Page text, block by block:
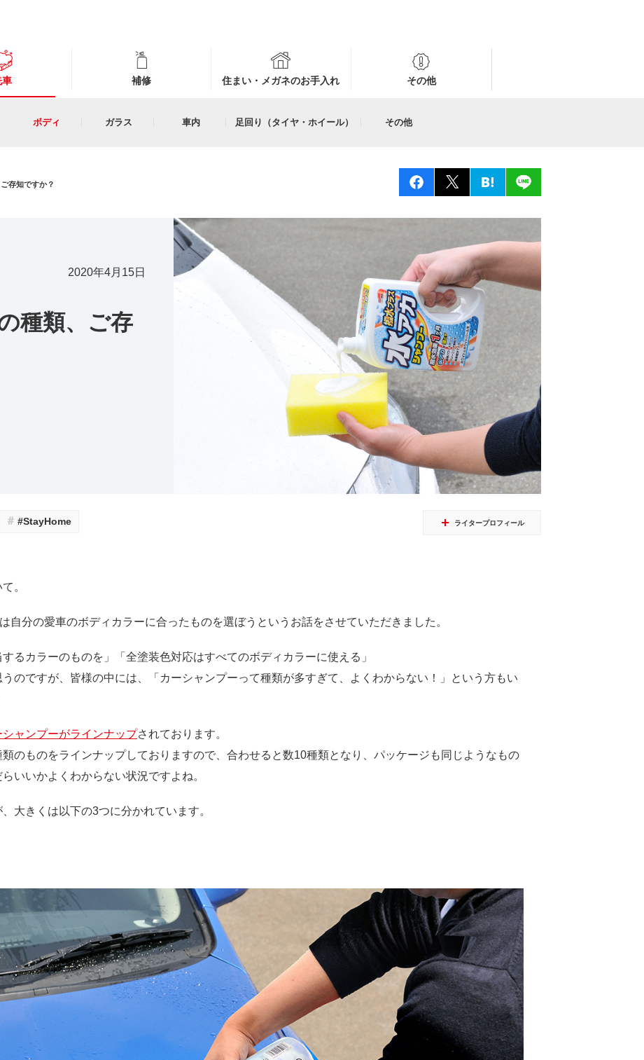
車 補修 住まい・メガネのお手入れ その他
ボディ ガラス 車内 足回り（タイヤ・ホイール） その他
存知ですか？
2020年4月15日
種類、ご存
ライタープロフィール
＃ #StayHome
。
自分の愛車のボディカラーに合ったものを選ぼうというお話をさせていただきました。
るカラーのものを」「全塗装色対応はすべてのボディカラーに使える」
のですが、皆様の中には、「カーシャンプーって種類が多すぎて、よくわからない！」という方もい
ャンプーがラインナップされております。
のものをラインナップしておりますので、合わせると数10種類となり、パッケージも同じようなもの
いいかよくわからない状況ですよね。
大きくは以下の3つに分かれています。